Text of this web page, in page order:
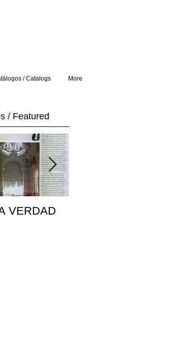
/ Catalogs More
/ Featured
VERDAD